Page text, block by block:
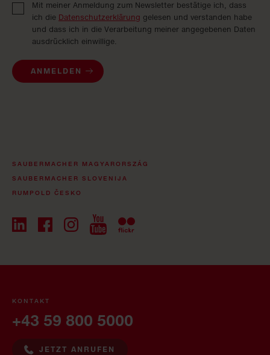
Mit meiner Anmeldung zum Newsletter bestätige ich, dass
ich die Datenschutzerklärung gelesen und verstanden habe
und dass ich in die Verarbeitung meiner angegebenen Daten
ausdrücklich einwillige.
ANMELDEN
SAUBERMACHER MAGYARORSZÁG
SAUBERMACHER SLOVENIJA
RUMPOLD ČESKO
KONTAKT
+43 59 800 5000
JETZT ANRUFEN